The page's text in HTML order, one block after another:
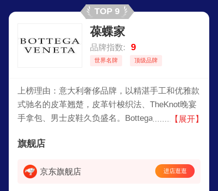
TOP 9
葆蝶家
品牌指数: 9
世界名牌 顶级品牌
上榜理由：意大利奢侈品牌，以精湛手工和优雅款
式驰名的皮革翘楚，皮革针梭织法、TheKnot晚宴
手拿包、男士皮鞋久负盛名。BottegaVeneta汇集
手工艺、现代的功能，以及创新的设计为宗旨，秉
质。匠心呈现男士系列、女士系列、家居艺术及香
【展开】
旗舰店
京东旗舰店 进店逛逛